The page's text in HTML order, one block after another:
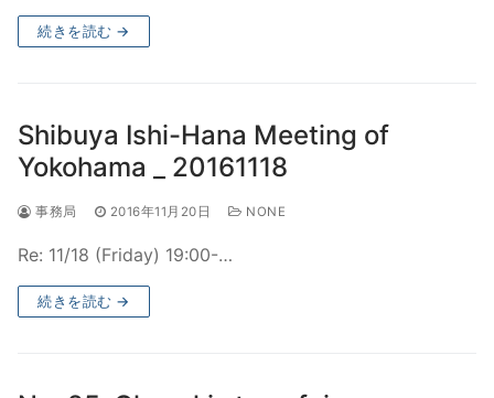
続きを読む →
Shibuya Ishi-Hana Meeting of
Yokohama _ 20161118
事務局 2016年11月20日 NONE
Re: 11/18 (Friday) 19:00-…
続きを読む →